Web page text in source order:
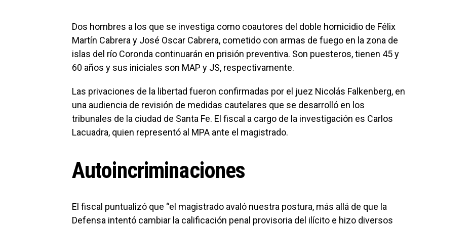
Dos hombres a los que se investiga como coautores del doble homicidio de Félix
Martín Cabrera y José Oscar Cabrera, cometido con armas de fuego en la zona de
islas del río Coronda continuarán en prisión preventiva. Son puesteros, tienen 45 y
60 años y sus iniciales son MAP y JS, respectivamente.
Las privaciones de la libertad fueron confirmadas por el juez Nicolás Falkenberg, en
una audiencia de revisión de medidas cautelares que se desarrolló en los
tribunales de la ciudad de Santa Fe. El fiscal a cargo de la investigación es Carlos
Lacuadra, quien representó al MPA ante el magistrado.
Autoincriminaciones
El fiscal puntualizó que “el magistrado avaló nuestra postura, más allá de que la
Defensa intentó cambiar la calificación penal provisoria del ilícito e hizo diversos